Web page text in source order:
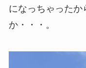
になっちゃったか
か・・・。